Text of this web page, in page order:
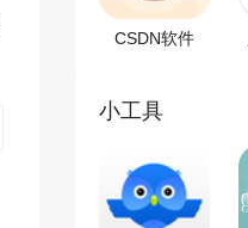
CSDN软件
小工具